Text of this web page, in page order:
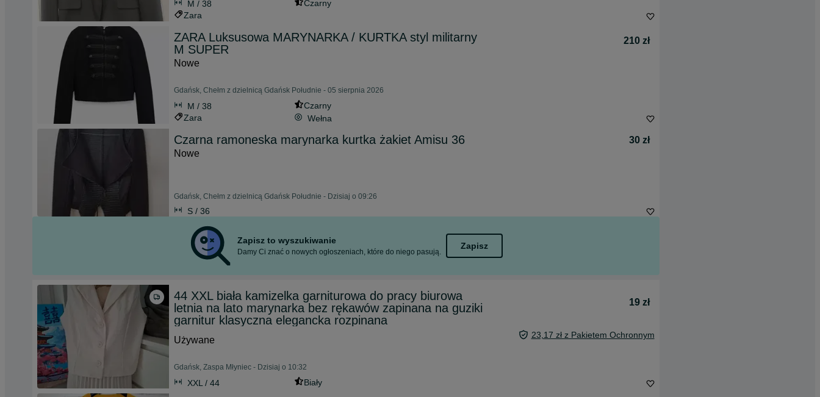
M / 38
Czarny
Zara
ZARA Luksusowa MARYNARKA / KURTKA styl militarny
M SUPER
210 zł
Nowe
Gdańsk, Chełm z dzielnicą Gdańsk Południe - 05 sierpnia 2026
M / 38
Czarny
Zara
Wełna
Czarna ramoneska marynarka kurtka żakiet Amisu 36
30 zł
Nowe
Gdańsk, Chełm z dzielnicą Gdańsk Południe - Dzisiaj o 09:26
S / 36
Zapisz to wyszukiwanie
Damy Ci znać o nowych ogłoszeniach, które do niego pasują.
Zapisz
44 XXL biała kamizelka garniturowa do pracy biurowa
letnia na lato marynarka bez rękawów zapinana na guziki
garnitur klasyczna elegancka rozpinana
19 zł
Używane 23,17 zł z Pakietem Ochronnym
Gdańsk, Zaspa Młyniec - Dzisiaj o 10:32
XXL / 44 Biały